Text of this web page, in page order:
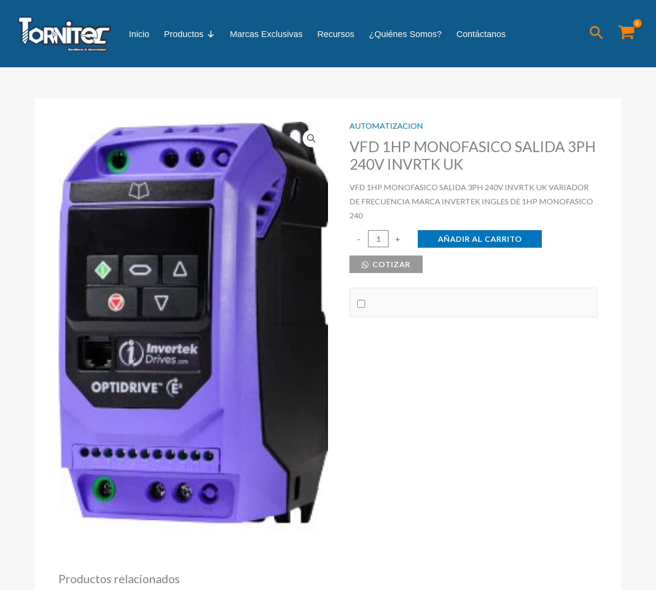
contenido
Inicio Productos Marcas Exclusivas Recursos ¿Quiénes Somos? Contáctanos Buscar
AUTOMATIZACION
VFD 1HP MONOFASICO SALIDA 3PH
240V INVRTK UK
VFD 1HP MONOFASICO SALIDA 3PH 240V INVRTK UK VARIADOR
DE FRECUENCIA MARCA INVERTEK INGLES DE 1HP MONOFASICO
240
-
MONOFASICO
240V
+ AÑADIR AL CARRITO
COTIZAR
Productos relacionados